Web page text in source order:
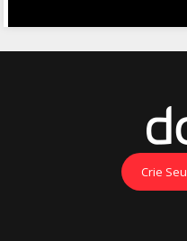
Crie